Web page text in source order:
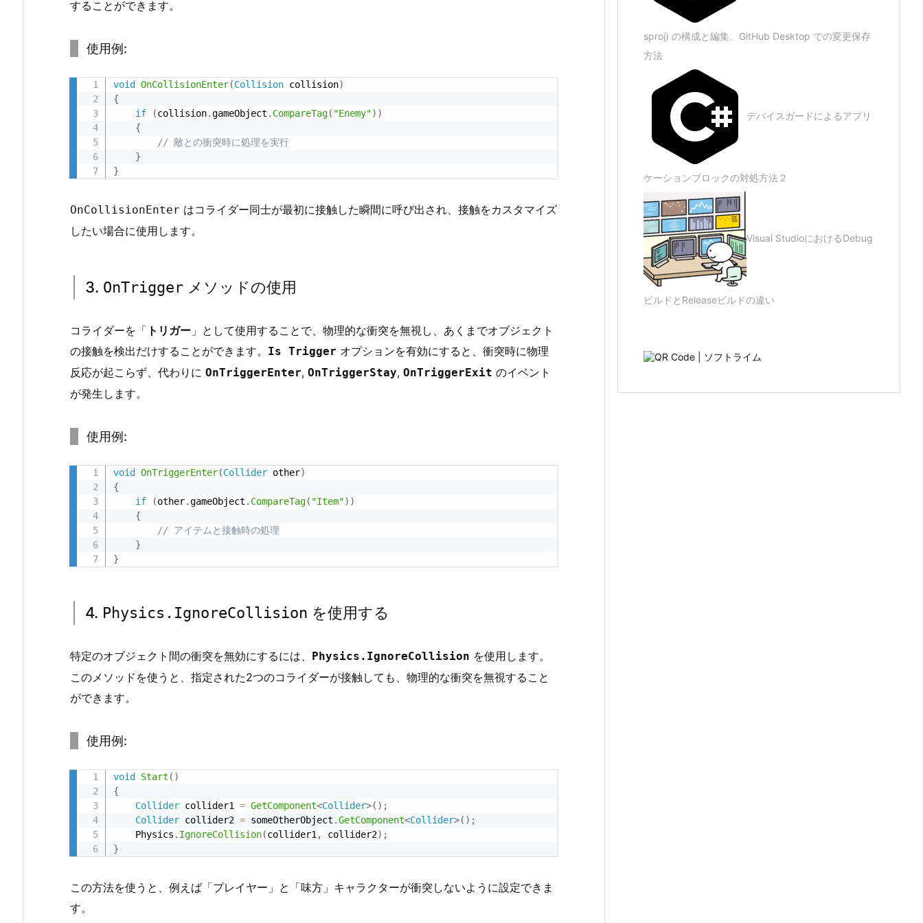
リ
ク
2.
n
l
l
メ
ソ
ッ
ド
用
3.
O
n
T
r
r
メ
ソ
の
用
4.
4.
P
y
することができます。
使用例:
void OnCollisionEnter(Collision collision)
{
if
(collision.gameObject . CompareTag( "Enemy") )
{
// 敵との衝突時に処理を実行
}
}
OnCollisionEnter はコライダー同士が最初に接触した瞬間に呼び出され、接触をカスタマイズ
したい場合に使用します。
3. OnTrigger メソッドの使用
コライダーを「 トリガー 」として使用することで、物理的な衝突を無視し、あくまでオブジェクト
の接触を検出だけすることができます。 Is Trigger オプションを有効にすると、衝突時に物理
反応が起こらず、代わりに OnTriggerEnter, OnTriggerStay, OnTriggerExit のイベント
が発生します。
使用例:
void OnTriggerEnter(Collider other)
{
if
(other.gameObject . CompareTag( "Item") )
{
// アイテムと接触時の処理
}
}
4. Physics.IgnoreCollision を使用する
特定のオブジェクト間の衝突を無効にするには、 Physics.IgnoreCollision を使用します。
このメソッドを使うと、指定された2つのコライダーが接触しても、物理的な衝突を無視すること
ができます。
使用例:
void Start ( )
{
Collider collider1 = GetComponent<Collider>( ) ;
Collider collider2 = someOtherObject .GetComponent<Collider>( ) ;
    Physics
. IgnoreCollision(collider1 , collider2) ;
}
この方法を使うと、例えば「プレイヤー」と「味方」キャラクターが衝突しないように設定できま
す。
sproj) の構成と編集、GitHub Desktop での変更保存
方法
デバイスガードによるアプリ
ケーションブロックの対処方法２
Visual StudioにおけるDebug
ビルドとReleaseビルドの違い